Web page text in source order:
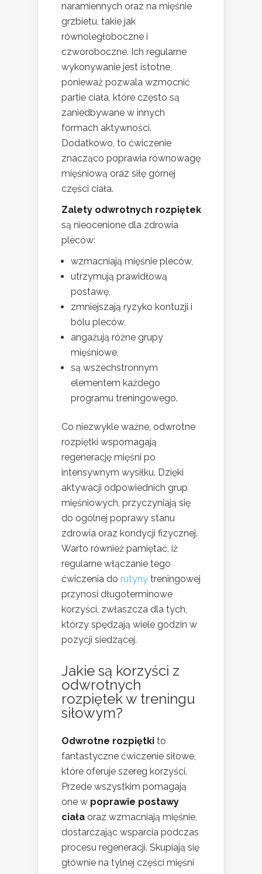
naramiennych oraz na mięśnie
grzbietu, takie jak
równoległoboczne i
czworoboczne. Ich regularne
wykonywanie jest istotne,
ponieważ pozwala wzmocnić
partie ciała, które często są
zaniedbywane w innych
formach aktywności.
Dodatkowo, to ćwiczenie
znacząco poprawia równowagę
mięśniową oraz siłę górnej
części ciała.
Zalety odwrotnych rozpiętek
są nieocenione dla zdrowia
pleców:
wzmacniają mięśnie pleców,
utrzymują prawidłową
postawę,
zmniejszają ryzyko kontuzji i
bólu pleców,
angażują różne grupy
mięśniowe,
są wszechstronnym
elementem każdego
programu treningowego.
Co niezwykle ważne, odwrotne
rozpiętki wspomagają
regenerację mięśni po
intensywnym wysiłku. Dzięki
aktywacji odpowiednich grup
mięśniowych, przyczyniają się
do ogólnej poprawy stanu
zdrowia oraz kondycji fizycznej.
Warto również pamiętać, iż
regularne włączanie tego
ćwiczenia do rutyny treningowej
przynosi długoterminowe
korzyści, zwłaszcza dla tych,
którzy spędzają wiele godzin w
pozycji siedzącej.
Jakie są korzyści z
odwrotnych
rozpiętek w treningu
siłowym?
Odwrotne rozpiętki to
fantastyczne ćwiczenie siłowe,
które oferuje szereg korzyści.
Przede wszystkim pomagają
one w poprawie postawy
ciała oraz wzmacniają mięśnie,
dostarczając wsparcia podczas
procesu regeneracji. Skupiają się
głównie na tylnej części mięśni